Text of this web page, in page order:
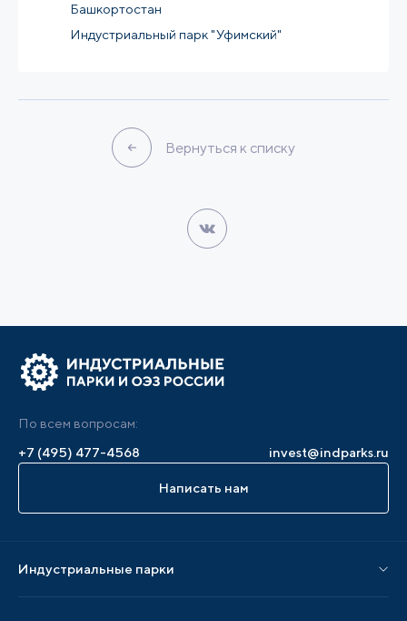
Башкортостан
Индустриальный парк "Уфимский"
Вернуться к списку
По всем вопросам:
+7 (495) 477-4568
invest@indparks.ru
Написать нам
Индустриальные парки